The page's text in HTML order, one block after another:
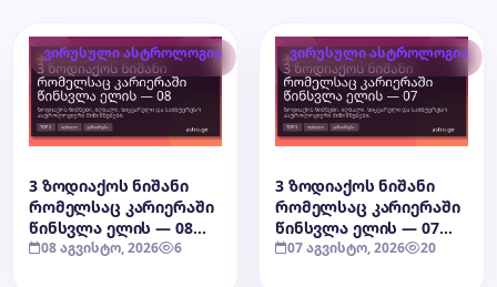
ვირუსული ასტროლოგია
3 ზოდიაქოს ნიშანი
რომელსაც კარიერაში
წინსვლა ელის — 08
აგვისტო, 2026
08 აგვისტო, 2026 6
ვირუსული ასტროლოგია
3 ზოდიაქოს ნიშანი
რომელსაც კარიერაში
წინსვლა ელის — 07
აგვისტო, 2026
07 აგვისტო, 2026 20